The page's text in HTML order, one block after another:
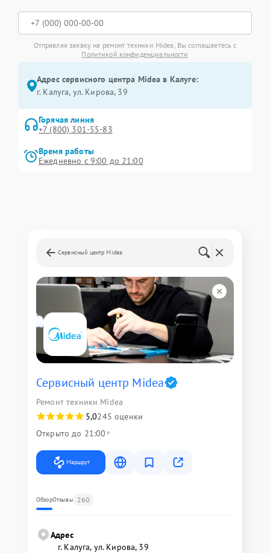
Отправляя заявку на ремонт техники Midea, Вы соглашаетесь с
Политикой конфиденциальности
Адрес сервисного центра Midea в Калуге:
г. Калуга, ул. Кирова, 39
Горячая линия
+7 (800) 301-55-83
Время работы
Ежедневно с 9:00 до 21:00
Сервисный центр Midea
Сервисный центр Midea
Ремонт техники Midea
5,0245 оценки
Открыто до 21:00
Маршрут
ОбзорОтзывы 260
Адрес
г. Калуга, ул. Кирова, 39